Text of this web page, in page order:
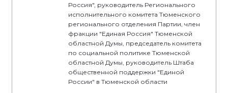
Россия", руководитель Регионального
исполнительного комитета Тюменского
регионального отделения Партии, член
фракции "Единая Россия" Тюменской
областной Думы, председатель комитета
по социальной политике Тюменской
областной Думы, руководитель Штаба
общественной поддержки "Единой
России" в Тюменской области